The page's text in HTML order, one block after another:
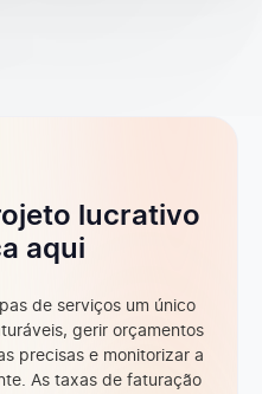
lucrativo
aqui
de serviços um único
gerir orçamentos
precisas e monitorizar a
As taxas de faturação